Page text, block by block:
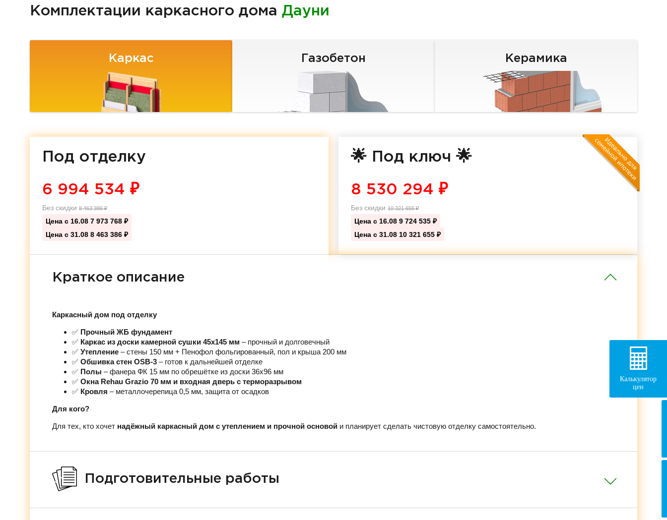
Комплектации каркасного дома Дауни
Каркас Газобетон Керамика
Под отделку
6 994 534 ₽
Без скидки 8 463 386₽
Цена с 16.08 7 973 768 ₽
Цена с 31.08 8 463 386 ₽
🌟 Под ключ 🌟
8 530 294 ₽
Без скидки 10 321 655₽
Цена с 16.08 9 724 535 ₽
Цена с 31.08 10 321 655 ₽
Краткое описание
Каркасный дом под отделку
✅ Прочный ЖБ фундамент
✅ Каркас из доски камерной сушки 45х145 мм – прочный и долговечный
✅ Утепление – стены 150 мм + Пенофол фольгированный, пол и крыша 200 мм
✅ Обшивка стен OSB-3 – готов к дальнейшей отделке
✅ Полы – фанера ФК 15 мм по обрешётке из доски 36х96 мм
✅ Окна Rehau Grazio 70 мм и входная дверь с терморазрывом
✅ Кровля – металлочерепица 0,5 мм, защита от осадков
Для кого?
Для тех, кто хочет надёжный каркасный дом с утеплением и прочной основой и планирует сделать чистовую отделку самостоятельно.
Подготовительные работы
Калькулятор
цен